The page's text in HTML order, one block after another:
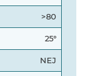
>80
25°
NEJ